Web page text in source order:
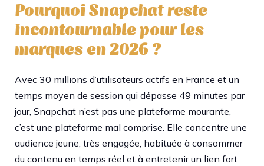
Pourquoi Snapchat reste
incontournable pour les
marques en 2026 ?
Avec 30 millions d’utilisateurs actifs en France et un
temps moyen de session qui dépasse 49 minutes par
jour, Snapchat n’est pas une plateforme mourante,
c’est une plateforme mal comprise. Elle concentre une
audience jeune, très engagée, habituée à consommer
du contenu en temps réel et à entretenir un lien fort